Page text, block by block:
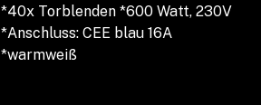
*40x Torblenden *600 Watt, 230V
*Anschluss: CEE blau 16A
*warmweiß